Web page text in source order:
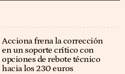
Acciona frena la corrección
en un soporte crítico con
opciones de rebote técnico
hacia los 230 euros